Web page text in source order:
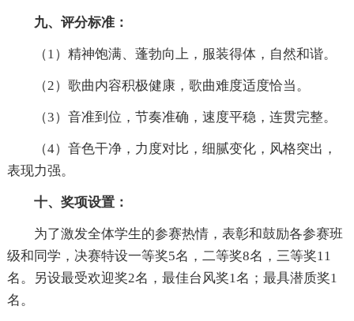
九、评分标准：
（1）精神饱满、蓬勃向上，服装得体，自然和谐。
（2）歌曲内容积极健康，歌曲难度适度恰当。
（3）音准到位，节奏准确，速度平稳，连贯完整。
（4）音色干净，力度对比，细腻变化，风格突出，
表现力强。
十、奖项设置：
为了激发全体学生的参赛热情，表彰和鼓励各参赛班
级和同学，决赛特设一等奖5名，二等奖8名，三等奖11
名。另设最受欢迎奖2名，最佳台风奖1名；最具潜质奖1
名。